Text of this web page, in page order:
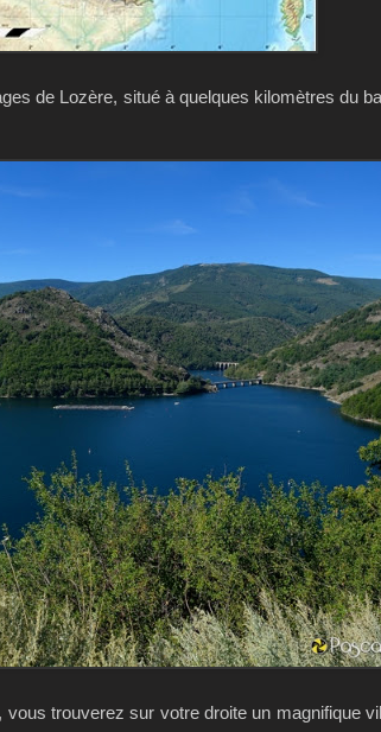
de Lozère, situé à quelques kilomètres du
trouverez sur votre droite un magnifique